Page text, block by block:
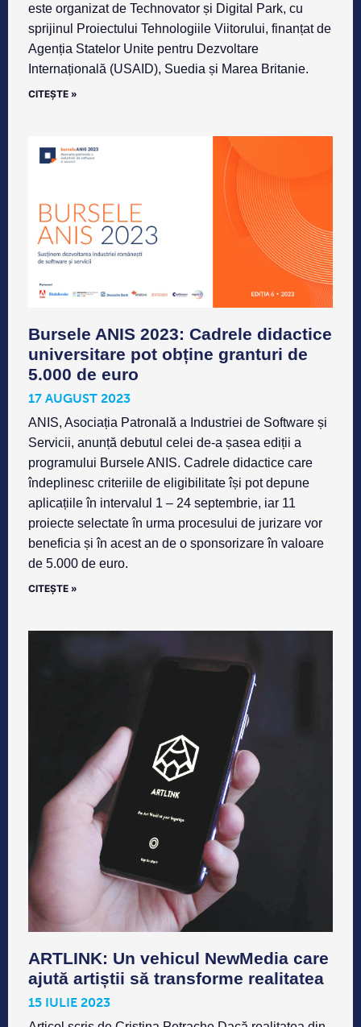
este organizat de Technovator și Digital Park, cu
sprijinul Proiectului Tehnologiile Viitorului, finanțat de
Agenția Statelor Unite pentru Dezvoltare
Internațională (USAID), Suedia și Marea Britanie.
CITEȘTE »
Bursele ANIS 2023: Cadrele didactice
universitare pot obține granturi de
5.000 de euro
17 AUGUST 2023
ANIS, Asociația Patronală a Industriei de Software și
Servicii, anunță debutul celei de-a șasea ediții a
programului Bursele ANIS. Cadrele didactice care
îndeplinesc criteriile de eligibilitate își pot depune
aplicațiile în intervalul 1 – 24 septembrie, iar 11
proiecte selectate în urma procesului de jurizare vor
beneficia și în acest an de o sponsorizare în valoare
de 5.000 de euro.
CITEȘTE »
ARTLINK: Un vehicul NewMedia care
ajută artiștii să transforme realitatea
15 IULIE 2023